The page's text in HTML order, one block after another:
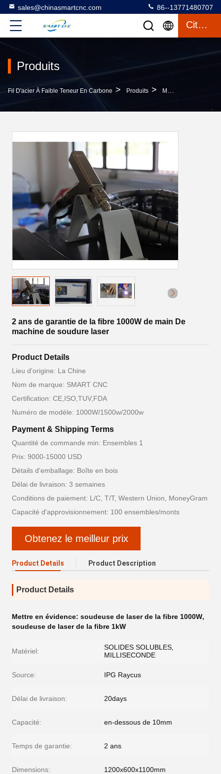
sales@chinasmartcnc.com 86--13771480707
Citation
Produits
Fil D'acier À Faible Teneur En Carbone > Produits > Machine De Soudure Laser De Fibre
2 ans de garantie de la fibre 1000W de main De
machine de soudure laser
Product Details
Lieu d'origine: La Chine
Nom de marque: SMART CNC
Certification: CE,ISO,TUV,FDA
Numéro de modèle: 1000W/1500w/2000w
Payment & Shipping Terms
Quantité de commande min: Ensembles 1
Prix: 9000-15000 USD
Détails d'emballage: Boîte en bois
Délai de livraison: 3 semaines
Conditions de paiement: L/C, T/T, Western Union, MoneyGram
Capacité d'approvisionnement: 100 ensembles/monts
Obtenez le meilleur prix
Product Details Product Description
Product Details
Mettre en évidence: soudeuse de laser de la fibre 1000W,
soudeuse de laser de la fibre 1kW
Matériel:
SOLIDES SOLUBLES,
MILLISECONDE
Source: IPG Raycus
Délai de livraison: 20days
Capacité: en-dessous de 10mm
Temps de garantie: 2 ans
Dimensions: 1200x600x1100mm